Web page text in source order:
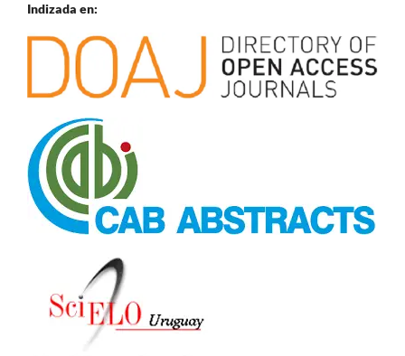
Indizada en: